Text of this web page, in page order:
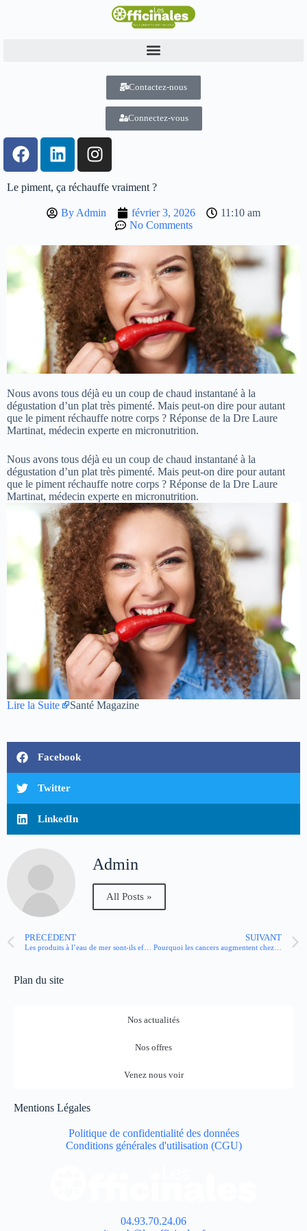
Contactez-nous
Connectez-vous
Le piment, ça réchauffe vraiment ?
By Admin février 3, 2026
11:10 am
No Comments
Nous avons tous déjà eu un coup de chaud instantané à la
dégustation d’un plat très pimenté. Mais peut-on dire pour autant
que le piment réchauffe notre corps ? Réponse de la Dre Laure
Martinat, médecin experte en micronutrition.
Nous avons tous déjà eu un coup de chaud instantané à la
dégustation d’un plat très pimenté. Mais peut-on dire pour autant
que le piment réchauffe notre corps ? Réponse de la Dre Laure
Martinat, médecin experte en micronutrition.
Lire la Suite Santé Magazine
Facebook
Twitter
LinkedIn
Admin
All Posts »
PRÉCÉDENT SUIVANT
Pourquoi les cancers augmentent chez les plus jeunes ? La réponse d’un oncologue
Plan du site
Nos actualités
Nos offres
Venez nous voir
Mentions Légales
Politique de confidentialité des données
Conditions générales d'utilisation (CGU)
04.93.70.24.06